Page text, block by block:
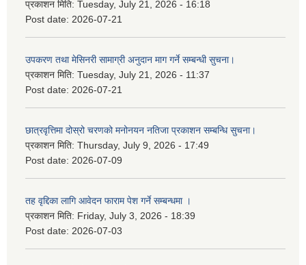
प्रकाशन मिति: Tuesday, July 21, 2026 - 16:18
Post date: 2026-07-21
उपकरण तथा मेसिनरी सामाग्री अनुदान माग गर्ने सम्बन्धी सुचना।
प्रकाशन मिति: Tuesday, July 21, 2026 - 11:37
Post date: 2026-07-21
छात्रवृत्तिमा दोस्रो चरणको मनोनयन नतिजा प्रकाशन सम्बन्धि सुचना।
प्रकाशन मिति: Thursday, July 9, 2026 - 17:49
Post date: 2026-07-09
तह वृद्दिका लागि आवेदन फाराम पेश गर्ने सम्बन्धमा ।
प्रकाशन मिति: Friday, July 3, 2026 - 18:39
Post date: 2026-07-03